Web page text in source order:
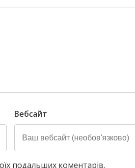
Вебсайт
подальших коментарів.